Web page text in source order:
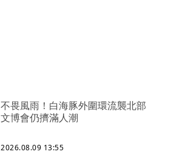
不畏風雨！白海豚外圍環流襲北部
文博會仍擠滿人潮
2026.08.09 13:55